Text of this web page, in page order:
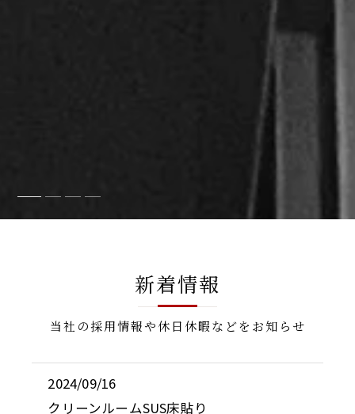
当社の採用情報や休日休暇などをお知らせ
新着情報
2024/09/16
クリーンルームSUS床貼り